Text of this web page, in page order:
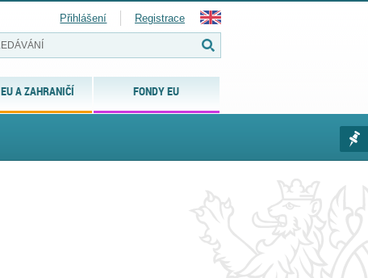
EU A ZAHRANIČÍ FONDY EU
Přihlášení Registrace